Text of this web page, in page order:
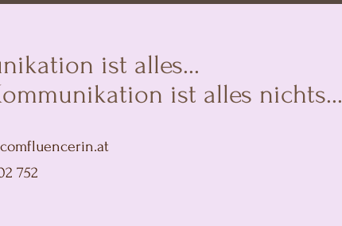
ist alles...
ist alles nichts...
752